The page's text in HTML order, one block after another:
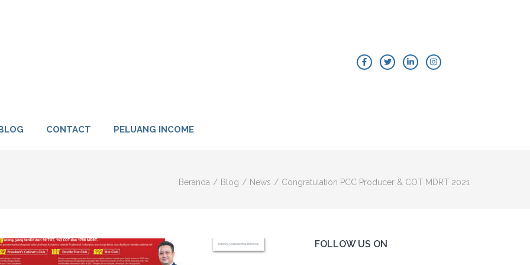
INDONESIA – ASURANSI JIWA & ASURANSI KESEHATAN
CONTACT PELUANG INCOME
Beranda / Blog / News / Congratulation PCC Producer & COT MDRT 2021
FOLLOW US ON